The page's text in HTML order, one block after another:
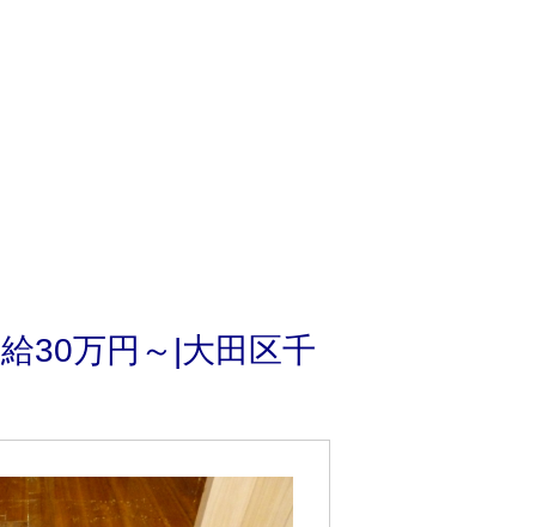
30万円～|大田区千